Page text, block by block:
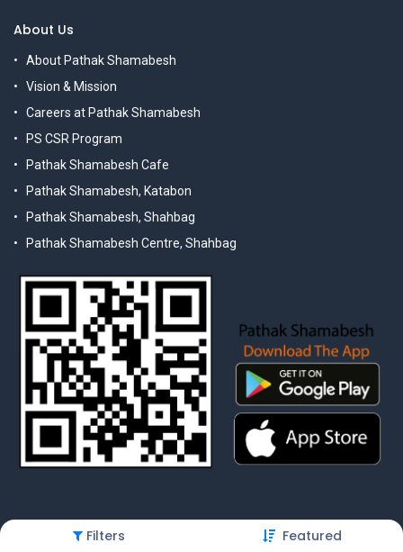
Filters Featured
About Us
About Pathak Shamabesh
Vision & Mission
Careers at Pathak Shamabesh
PS CSR Program
Pathak Shamabesh Cafe
Pathak Shamabesh, Katabon
Pathak Shamabesh, Shahbag
Pathak Shamabesh Centre, Shahbag
© 2025 Pathak Shamabesh. Developed by Metamorphosis Ltd. |